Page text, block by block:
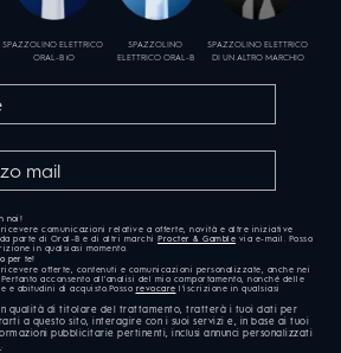
SPAZZOLINO ELETTRICO
ORAL-B iO
SPAZZOLINO
ELETTRICO ORAL-B
SPAZZOLINO ELETTRICO
DI UN ALTRO MARCHIO
noi!
ricevere comunicazioni relative a offerte, novità e altre iniziative
parte di Oral-B e di altri marchi Procter & Gamble via e-mail. Posso
in qualsiasi momento.
per te!
offerte, contenuti e comunicazioni personalizzate, anche nei
acconsento all'analisi del mio comportamento, nonché delle
e abitudini di acquisto.Posso revocare l’iscrizione in qualsiasi
qualità di titolare del trattamento, tratterà i tuoi dati per
a questo sito, interagire con i suoi servizi e, in base ai tuoi
pubblicitarie pertinenti, inclusi annunci personalizzati
.